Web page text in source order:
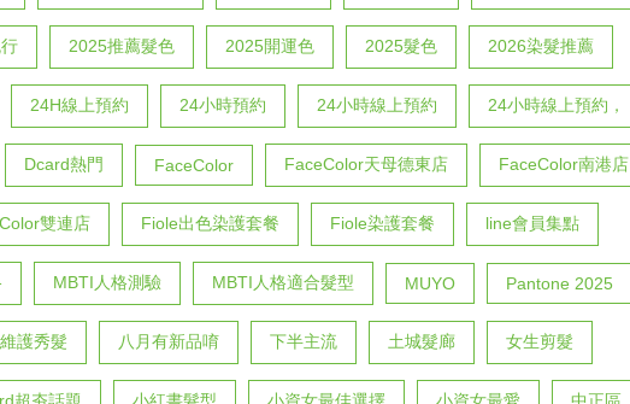
2025推薦髮色 2025開運色 2025髮色 2026染髮推薦
24H線上預約 24小時預約 24小時線上預約 24小時線上預約，
Dcard熱門 FaceColor FaceColor天母德東店 FaceColor南港店
雙連店 Fiole出色染護套餐 Fiole染護套餐 line會員集點
MBTI人格測驗 MBTI人格適合髮型 MUYO Pantone 2025
護秀髮 八月有新品唷 下半主流 土城髮廊 女生剪髮
超夯話題 小紅書髮型 小資女最佳選擇 小資女最愛 中正區